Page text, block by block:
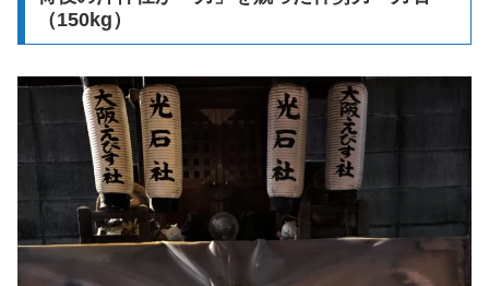
（150kg）